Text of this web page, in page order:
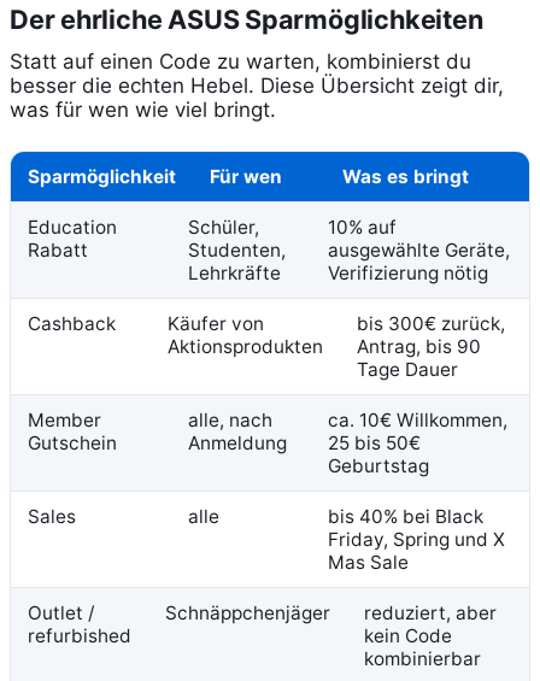
Der ehrliche ASUS Sparmöglichkeiten
Statt auf einen Code zu warten, kombinierst du
besser die echten Hebel. Diese Übersicht zeigt dir,
was für wen wie viel bringt.
Sparmöglichkeit Für wen Was es bringt
Education
Rabatt
Schüler,
Studenten,
Lehrkräfte
10% auf
ausgewählte Geräte,
Verifizierung nötig
Cashback
Käufer von
Aktionsprodukten
bis 300€ zurück,
Antrag, bis 90
Tage Dauer
Member
Gutschein
alle, nach
Anmeldung
ca. 10€ Willkommen,
25 bis 50€
Geburtstag
Sales alle
bis 40% bei Black
Friday, Spring und X
Mas Sale
Outlet /
refurbished
Schnäppchenjäger
reduziert, aber
kein Code
kombinierbar